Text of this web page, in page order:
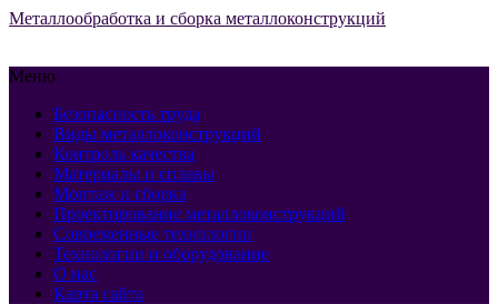
Металлообработка и сборка металлоконструкций
Меню
Безопасность труда
Виды металлоконструкций
Контроль качества
Материалы и сплавы
Монтаж и сборка
Проектирование металлоконструкций
Современные технологии
Технологии и оборудование
О нас
Карта сайта